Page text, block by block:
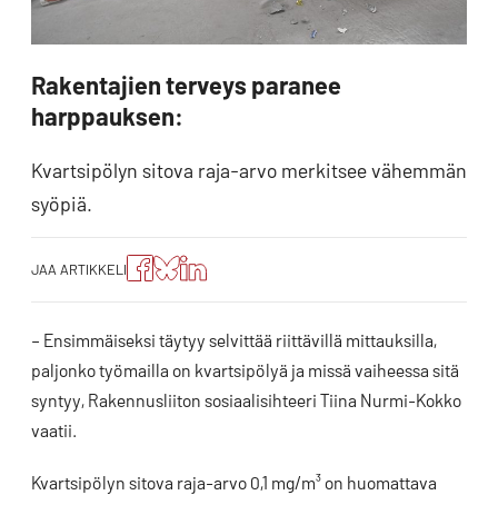
Rakentajien terveys paranee
harppauksen:
Kvartsipölyn sitova raja-arvo merkitsee vähemmän
syöpiä.
JAA ARTIKKELI
Jaa
artikkeli
Facebookissa
Jaa
artikkeli
Blueskyssa
Jako:
Jaa
artikkeli
– Ensimmäiseksi täytyy selvittää riittävillä mittauksilla,
paljonko työmailla on kvartsipölyä ja missä vaiheessa sitä
syntyy, Rakennusliiton sosiaalisihteeri Tiina Nurmi-Kokko
vaatii.
Kvartsipölyn sitova raja-arvo 0,1 mg/m³ on huomattava